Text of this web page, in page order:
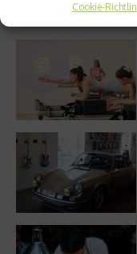
Cookie-
Aktuelles